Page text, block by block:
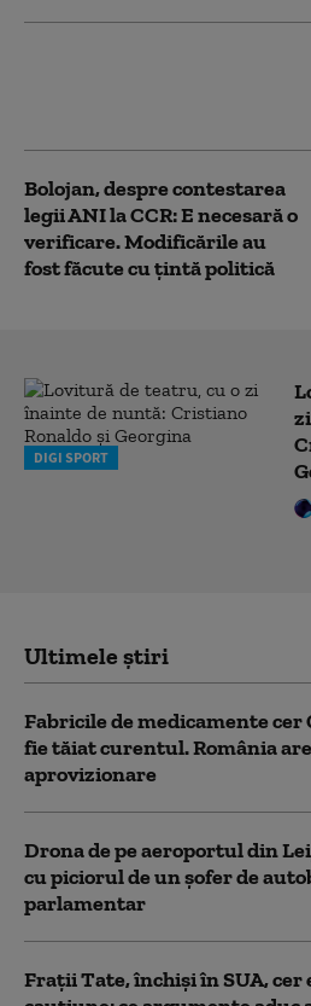
Bolojan, despre contestarea
legii ANI la CCR: E necesară o
verificare. Modificările au
fost făcute cu țintă politică
DIGI SPORT
Ultimele știri
Fabricile de medicamente
fie tăiat curentul. România
aprovizionare
Drona de pe aeroportul din
cu piciorul de un şofer de
parlamentar
Frații Tate, închiși în SUA, cer